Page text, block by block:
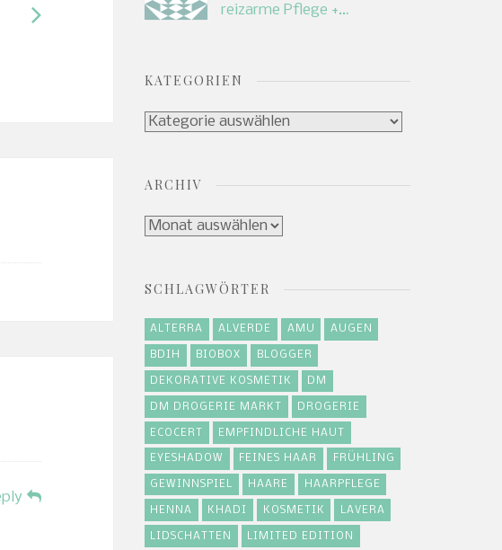
Next
reizarme Pflege +…
KATEGORIEN
Kategorien
ARCHIV
Archiv
SCHLAGWÖRTER
ALTERRA ALVERDE AMU AUGEN
BDIH BIOBOX BLOGGER
DEKORATIVE KOSMETIK DM
DM DROGERIE MARKT DROGERIE
ECOCERT EMPFINDLICHE HAUT
EYESHADOW FEINES HAAR FRÜHLING
GEWINNSPIEL HAARE HAARPFLEGE
HENNA KHADI KOSMETIK LAVERA
LIDSCHATTEN LIMITED EDITION